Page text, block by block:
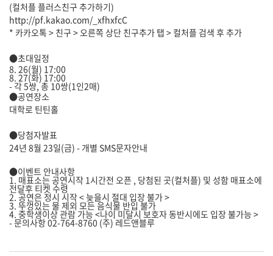
(컬처플 플러스친구 추가하기)
http://pf.kakao.com/_xfhxfcC
* 카카오톡 > 친구 > 오른쪽 상단 친구추가 탭 > 컬처플 검색 후 추가
●초대일정
8. 26(월) 17:00
8. 27(화) 17:00
- 각 5쌍, 총 10쌍(1인2매)
●공연장소
대학로 틴틴홀
●당첨자발표
24년 8월 23일(금) - 개별 SMS문자안내
●이벤트 안내사항
1. 매표소는 공연시작 1시간전 오픈 , 당첨된 곳(컬처플) 및 성함 매표소에
전달후 티켓 수령
2. 공연은 정시 시작 < 늦을시 절대 입장 불가 >
3. 뚜껑있는 물 제외 모든 음식물 반입 불가
4. 중학생이상 관람 가능 <나이 미달시 보호자 동반시에도 입장 불가능 >
- 문의사항 02-764-8760 (주) 레드앤블루